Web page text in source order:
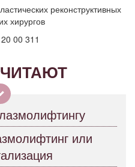
реконструктивных
хирургов
00 311
или